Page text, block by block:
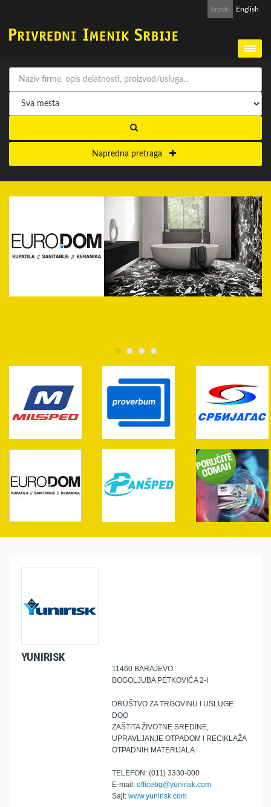
Srpski English
Napredna pretraga
YUNIRISK
11460 BARAJEVO
BOGOLJUBA PETKOVIĆA 2-I
DRUŠTVO ZA TRGOVINU I USLUGE
DOO
ZAŠTITA ŽIVOTNE SREDINE,
UPRAVLJANJE OTPADOM I RECIKLAŽA
OTPADNIH MATERIJALA
TELEFON: (011) 3330-000
E-mail: officebg@yunirisk.com
Sajt: www.yunirisk.com